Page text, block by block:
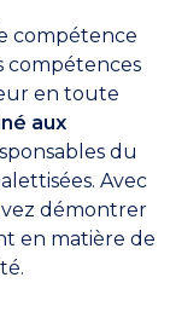
compétence
compétences
en toute
aux
du
Avec
démontrer
en matière de